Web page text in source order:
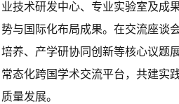
业技术研发中心、专业实验室及成
势与国际化布局成果。在交流座谈
培养、产学研协同创新等核心议题
常态化跨国学术交流平台，共建实
质量发展。